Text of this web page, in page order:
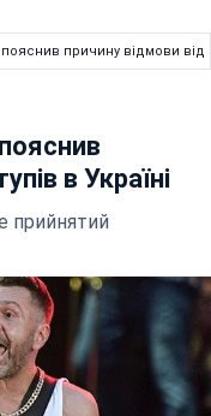
причину відмови від
в Україні
прийнятий